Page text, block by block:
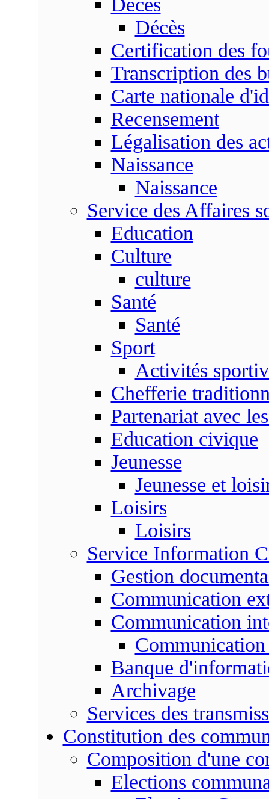
Décès
Décès
Certification des
Transcription des
Carte nationale
Recensement
Légalisation des
Naissance
Naissance
Service des Affaires
Education
Culture
culture
Santé
Santé
Sport
Activités
Chefferie
Partenariat avec
Education civique
Jeunesse
Jeunesse et
Loisirs
Loisirs
Service Information
Gestion
Communication
Communication
Communication
Banque
Archivage
Services des
Constitution des
Composition d'une
Elections